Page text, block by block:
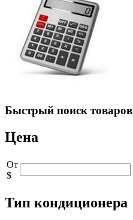
Быстрый поиск товаров
Цена
От
$
Тип кондиционера